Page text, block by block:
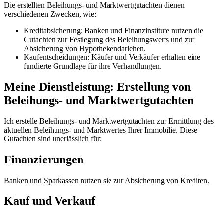
Die erstellten Beleihungs- und Marktwertgutachten dienen
verschiedenen Zwecken, wie:
Kreditabsicherung: Banken und Finanzinstitute nutzen die
Gutachten zur Festlegung des Beleihungswerts und zur
Absicherung von Hypothekendarlehen.
Kaufentscheidungen: Käufer und Verkäufer erhalten eine
fundierte Grundlage für ihre Verhandlungen.
Meine Dienstleistung: Erstellung von
Beleihungs- und Marktwertgutachten
Ich erstelle Beleihungs- und Marktwertgutachten zur Ermittlung des
aktuellen Beleihungs- und Marktwertes Ihrer Immobilie. Diese
Gutachten sind unerlässlich für:
Finanzierungen
Banken und Sparkassen nutzen sie zur Absicherung von Krediten.
Kauf und Verkauf